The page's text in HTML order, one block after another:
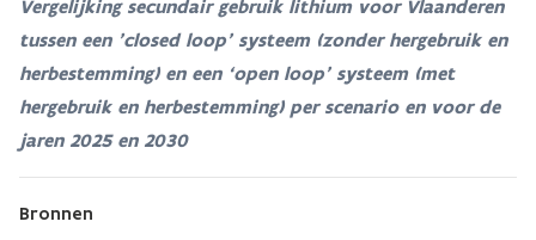
Vergelijking secundair gebruik lithium voor Vlaanderen
tussen een ’closed loop’ systeem (zonder hergebruik en
herbestemming) en een ‘open loop’ systeem (met
hergebruik en herbestemming) per scenario en voor de
jaren 2025 en 2030
Bronnen